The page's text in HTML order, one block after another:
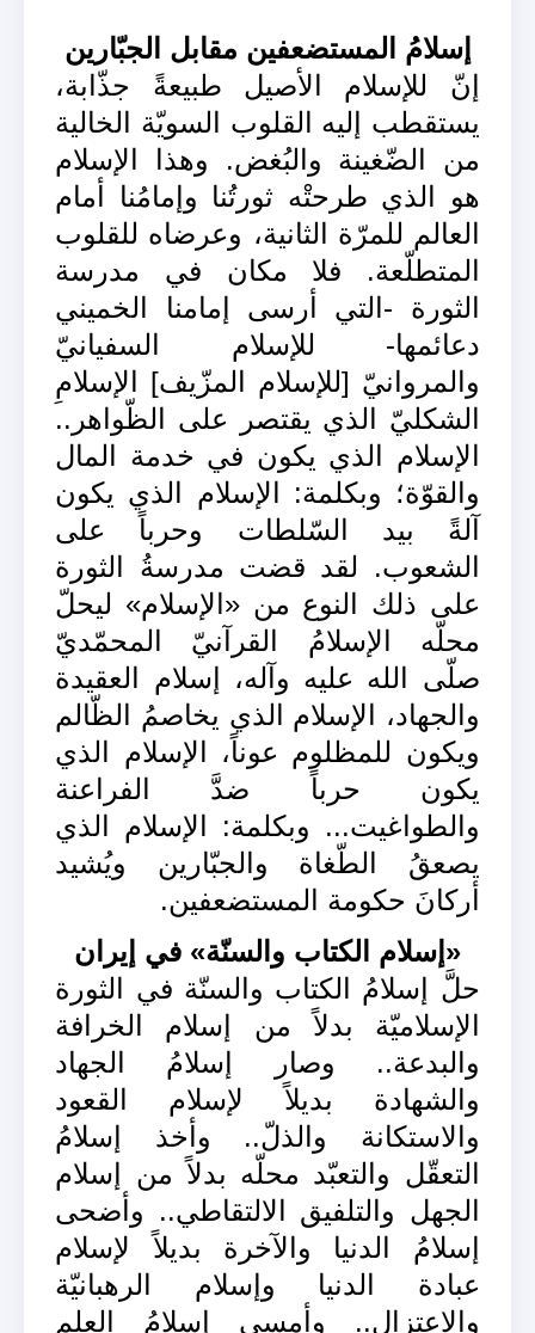
إسلامُ المستضعفين مقابل الجبّارين
إنّ للإسلام الأصيل طبيعةً جذّابة،
يستقطب إليه القلوب السويّة الخالية
من الضّغينة والبُغض. وهذا الإسلام
هو الذي طرحتْه ثورتُنا وإمامُنا أمام
العالم للمرّة الثانية، وعرضاه للقلوب
المتطلّعة. فلا مكان في مدرسة
الثورة -التي أرسى إمامنا الخميني
دعائمها- للإسلام السفيانيّ
والمروانيّ [للإسلام المزّيف] الإسلامِ
الشكليّ الذي يقتصر على الظّواهر..
الإسلام الذي يكون في خدمة المال
والقوّة؛ وبكلمة: الإسلام الذي يكون
آلةً بيد السّلطات وحرباً على
الشعوب. لقد قضت مدرسةُ الثورة
على ذلك النوع من «الإسلام» ليحلّ
محلّه الإسلامُ القرآنيّ المحمّديّ
صلّى الله عليه وآله، إسلام العقيدة
والجهاد، الإسلام الذي يخاصمُ الظّالم
ويكون للمظلوم عوناً، الإسلام الذي
يكون حرباً ضدَّ الفراعنة
والطواغيت... وبكلمة: الإسلام الذي
يصعقُ الطّغاة والجبّارين ويُشيد
أركانَ حكومة المستضعفين.
«إسلام الكتاب والسنّة» في إيران
حلَّ إسلامُ الكتاب والسنّة في الثورة
الإسلاميّة بدلاً من إسلام الخرافة
والبدعة.. وصار إسلامُ الجهاد
والشهادة بديلاً لإسلام القعود
والاستكانة والذلّ.. وأخذ إسلامُ
التعقّل والتعبّد محلّه بدلاً من إسلام
الجهل والتلفيق الالتقاطي.. وأضحى
إسلامُ الدنيا والآخرة بديلاً لإسلام
عبادة الدنيا وإسلام الرهبانيّة
والاعتزال.. وأمسى إسلامُ العلم